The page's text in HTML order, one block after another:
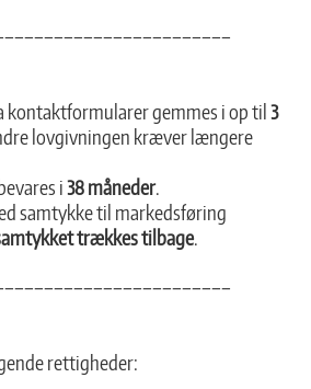
kontaktformularer gemmes i op til3
lovgivningen kræver længere
i38 måneder.
samtykke til markedsføring
trækkes tilbage.
rettigheder: